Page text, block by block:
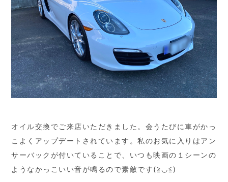
オイル交換でご来店いただきました。会うたびに車がかっ
こよくアップデートされています。私のお気に入りはアン
サーバックが付いていることで、いつも映画の１シーンの
ようなかっこいい音が鳴るので素敵です(≧◡≦)